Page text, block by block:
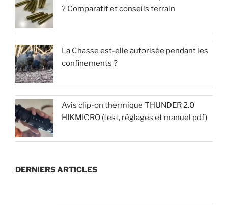
? Comparatif et conseils terrain
La Chasse est-elle autorisée pendant les
confinements ?
Avis clip-on thermique THUNDER 2.0
HIKMICRO (test, réglages et manuel pdf)
DERNIERS ARTICLES